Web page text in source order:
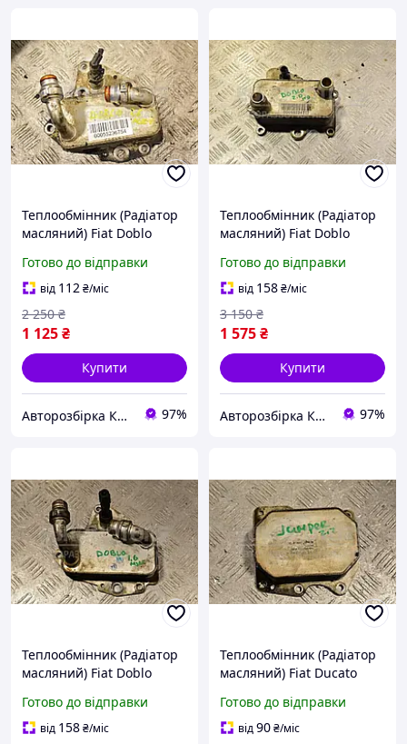
Теплообмінник (Радіатор
масляний) Fiat Doblo
309363
Готово до відправки
від 112₴/міс
1 125₴
2 250 ₴
Купити
Авторозбірка Київ б/у автозапчастини 97%
Теплообмінник (Радіатор
масляний) Fiat Doblo
327370
Готово до відправки
від 158₴/міс
1 575₴
3 150 ₴
Купити
Авторозбірка Київ б/у автозапчастини 97%
Теплообмінник (Радіатор
масляний) Fiat Doblo
Готово до відправки
від 158₴/міс
Теплообмінник (Радіатор
масляний) Fiat Ducato
6790978920 324531
Готово до відправки
від90₴/міс